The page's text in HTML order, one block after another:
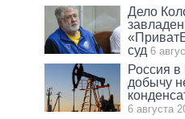
Дело
суд 6
Россия
добычу
6 августа